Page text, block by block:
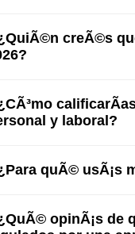
creÃ©s
y laboral?
quÃ© usÃ¡s
opinÃ¡s de